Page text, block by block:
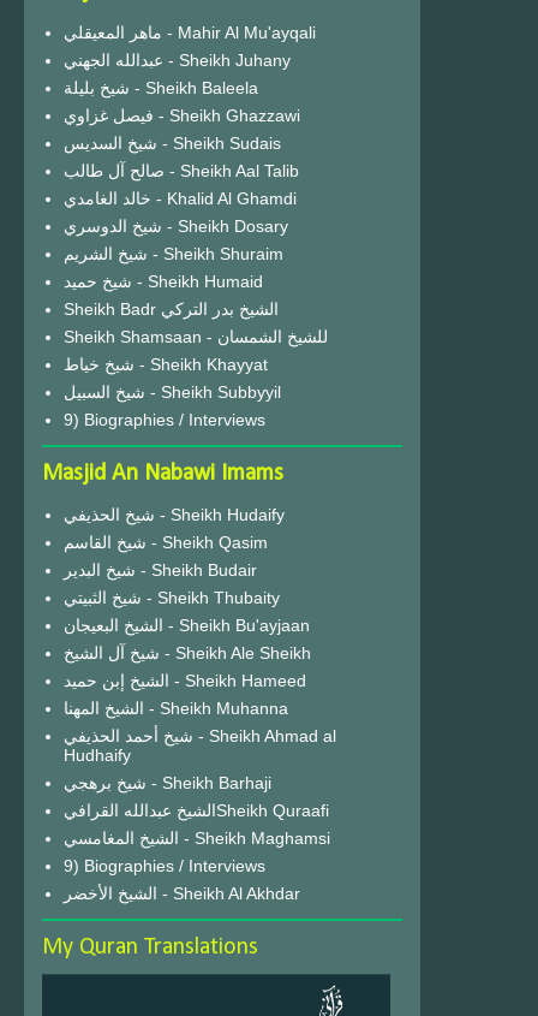
ماهر المعيقلي - Mahir Al Mu'ayqali
عبدالله الجهني - Sheikh Juhany
شيخ بليلة - Sheikh Baleela
فيصل غزاوي - Sheikh Ghazzawi
شيخ السديس - Sheikh Sudais
صالح آل طالب - Sheikh Aal Talib
خالد الغامدي - Khalid Al Ghamdi
شيخ الدوسري - Sheikh Dosary
شيخ الشريم - Sheikh Shuraim
شيخ حميد - Sheikh Humaid
Sheikh Badr الشيخ بدر التركي
Sheikh Shamsaan - للشيخ الشمسان
شيخ خياط - Sheikh Khayyat
شيخ السبيل - Sheikh Subbyyil
9) Biographies / Interviews
Masjid An Nabawi Imams
شيخ الحذيفي - Sheikh Hudaify
شيخ القاسم - Sheikh Qasim
شيخ البدير - Sheikh Budair
شيخ الثبيتي - Sheikh Thubaity
الشيخ البعيجان - Sheikh Bu'ayjaan
شيخ آل الشيخ - Sheikh Ale Sheikh
الشيخ إبن حميد - Sheikh Hameed
الشيخ المهنا - Sheikh Muhanna
شيخ أحمد الحذيفي - Sheikh Ahmad al
Hudhaify
شيخ برهجي - Sheikh Barhaji
الشيخ عبدالله القرافيSheikh Quraafi
الشيخ المغامسي - Sheikh Maghamsi
9) Biographies / Interviews
الشيخ الأخضر - Sheikh Al Akhdar
My Quran Translations